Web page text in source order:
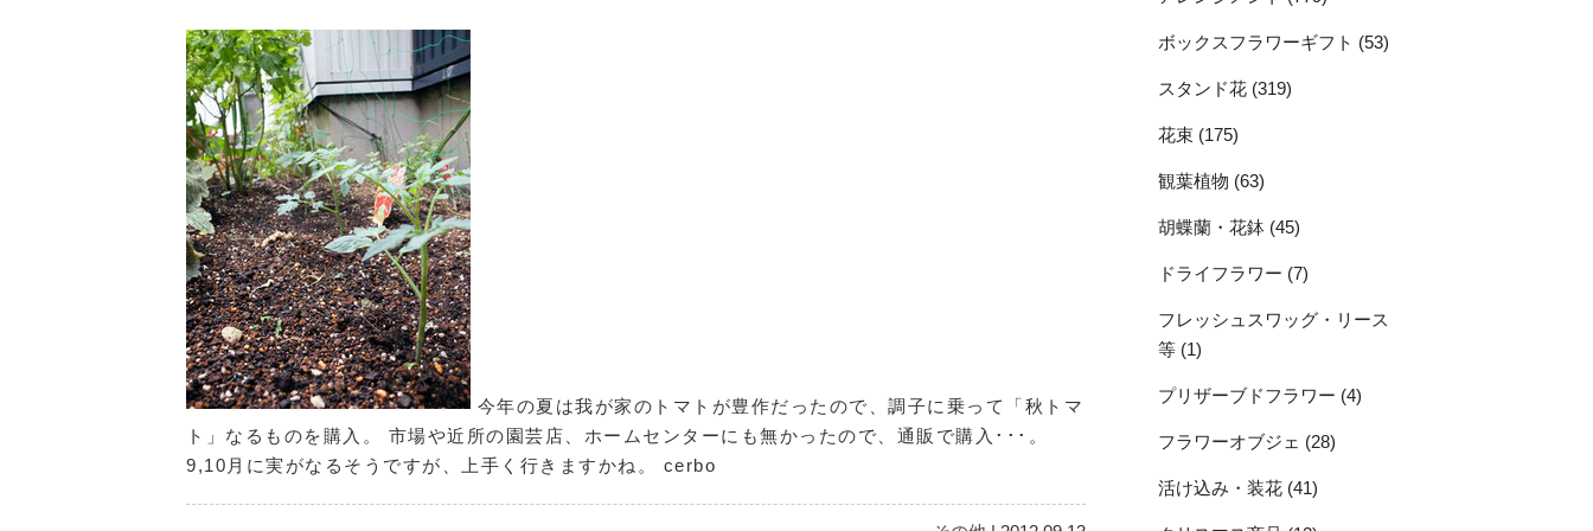
今年の夏は我が家のトマトが豊作だったので、調子に乗って「秋トマ
ト」なるものを購入。 市場や近所の園芸店、ホームセンターにも無かったので、通販で購入･･･。
9,10月に実がなるそうですが、上手く行きますかね。 cerbo
ボックスフラワーギフト (53)
スタンド花 (319)
花束 (175)
観葉植物 (63)
胡蝶蘭・花鉢 (45)
ドライフラワー (7)
フレッシュスワッグ・リース
等 (1)
プリザーブドフラワー (4)
フラワーオブジェ (28)
活け込み・装花 (41)